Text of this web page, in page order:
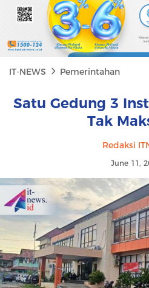
IT-NEWS Pemerintahan
Satu Gedung 3
Tak
Redaksi
June 11,